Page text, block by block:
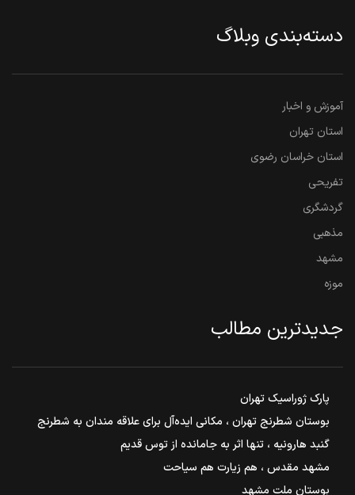
دسته‌بندی وبلاگ
آموزش و اخبار
استان تهران
استان خراسان رضوی
تفریحی
گردشگری
مذهبی
مشهد
موزه
جدیدترین مطالب
پارک ژوراسیک تهران
بوستان شطرنج تهران ، مکانی ایده‌آل برای علاقه مندان به شطرنج
گنبد هارونیه ، تنها اثر به جامانده از توس قدیم
مشهد مقدس ، هم زیارت هم سیاحت
بوستان ملت مشهد